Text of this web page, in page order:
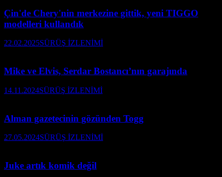
Çin'de Chery'nin merkezine gittik, yeni TIGGO
modelleri kullandık
22.02.2025SÜRÜŞ İZLENİMİ
Mike ve Elvis, Serdar Bostancı’nın garajında
14.11.2024SÜRÜŞ İZLENİMİ
Alman gazetecinin gözünden Togg
27.05.2024SÜRÜŞ İZLENİMİ
Juke artık komik değil